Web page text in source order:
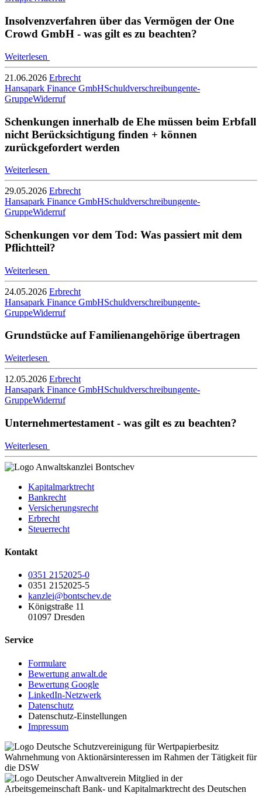
Insolvenzverfahren über das Vermögen der One
Crowd GmbH - was gilt es zu beachten?
Weiterlesen
21.06.2026 Erbrecht
Hansapark Finance GmbHSchuldverschreibungente-
GruppeWiderruf
Schenkungen innerhalb de Ehe müssen beim Erbfall
nicht Berücksichtigung finden + können
zurückgefordert werden
Weiterlesen
29.05.2026 Erbrecht
Hansapark Finance GmbHSchuldverschreibungente-
GruppeWiderruf
Schenkungen vor dem Tod: Was passiert mit dem
Pflichtteil?
Weiterlesen
24.05.2026 Erbrecht
Hansapark Finance GmbHSchuldverschreibungente-
GruppeWiderruf
Grundstücke auf Familienangehörige übertragen
Weiterlesen
12.05.2026 Erbrecht
Hansapark Finance GmbHSchuldverschreibungente-
GruppeWiderruf
Unternehmertestament - was gilt es zu beachten?
Weiterlesen
Kapitalmarktrecht
Bankrecht
Versicherungsrecht
Erbrecht
Steuerrecht
Kontakt
0351 2152025-0
0351 2152025-5
kanzlei@bontschev.de
Königstraße 11
01097 Dresden
Service
Formulare
Bewertung anwalt.de
Bewertung Google
LinkedIn-Netzwerk
Datenschutz
Datenschutz-Einstellungen
Impressum
Wahrnehmung von Aktionärsinteressen im Rahmen der Tätigkeit für
die DSW
Mitglied in der
Arbeitsgemeinschaft Bank- und Kapitalmarktrecht des Deutschen